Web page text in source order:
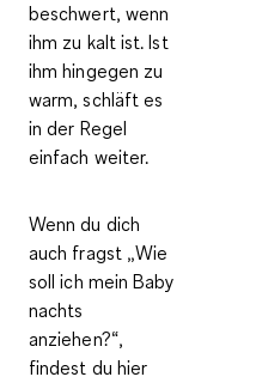
beschwert, wenn
ihm zu kalt ist. Ist
ihm hingegen zu
warm, schläft es
in der Regel
einfach weiter.
Wenn du dich
auch fragst „Wie
soll ich mein Baby
nachts
anziehen?“,
findest du hier